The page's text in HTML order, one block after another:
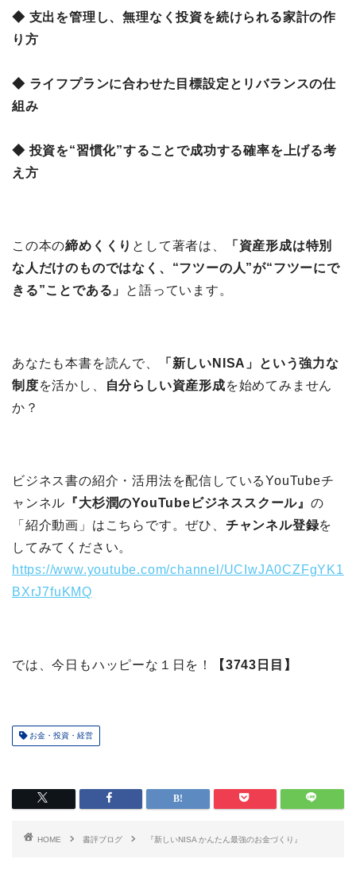
◆ 支出を管理し、無理なく投資を続けられる家計の作
り方
◆ ライフプランに合わせた目標設定とリバランスの仕
組み
◆ 投資を“習慣化”することで成功する確率を上げる考
え方
この本の締めくくり として著者は、
「資産形成は特別
な人だけのものではなく、“フツーの人”が“フツーにで
きる”ことである」
と語っています。
あなたも本書を読んで、
「新しいNISA」という強力な
制度を活かし、 自分らしい資産形成を始めてみません
か？
ビジネス書の紹介・活用法を配信しているYouTubeチ
ャンネル 『大杉潤のYouTubeビジネススクール』の
「紹介動画」はこちらです。ぜひ、 チャンネル登録を
してみてください。
https://www.youtube.com/channel/UCIwJA0CZFgYK1
BXrJ7fuKMQ
では、今日もハッピーな１日を！ 【3743日目】
お金・投資・経営
HOME 書評ブログ 『新しいNISA かんたん最強のお金づくり』